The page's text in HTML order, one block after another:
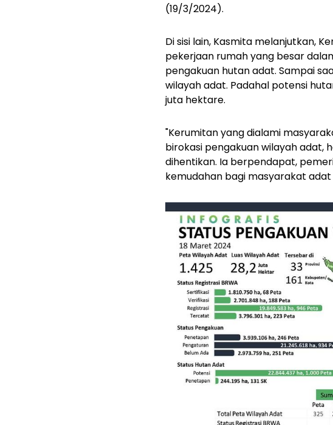
(19/3/2024).
Di sisi lain, Kasmita melanjutkan,
pekerjaan rumah yang besar
pengakuan hutan adat. Sampai
wilayah adat. Padahal potensi
juta hektare.
"Kerumitan yang dialami
birokasi pengakuan wilayah adat,
dihentikan. Ia berpendapat,
kemudahan bagi masyarakat